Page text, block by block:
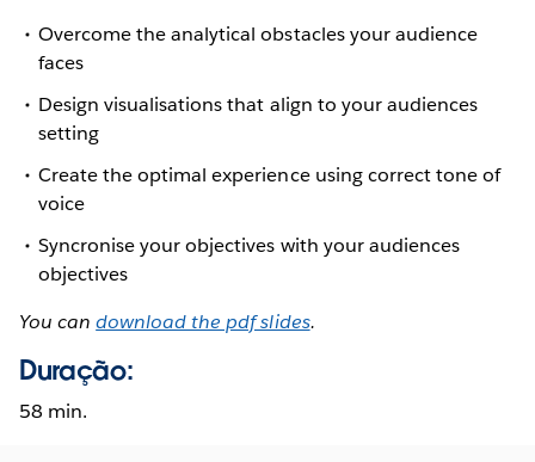
Overcome the analytical obstacles your audience
faces
Design visualisations that align to your audiences
setting
Create the optimal experience using correct tone of
voice
Syncronise your objectives with your audiences
objectives
You candownload the pdf slides.
Duração:
58 min.